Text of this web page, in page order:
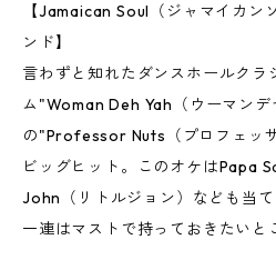
【Jamaican Soul（ジャマイカン
ンド】
言わずと知れたダンスホールクラ
ム"Woman Deh Yah（ウーマン
の"Professor Nuts（プロフェッ
ビッグヒット。このオケはPapa
John（リトルジョン）なども当
一連はマストで持っておきたいと